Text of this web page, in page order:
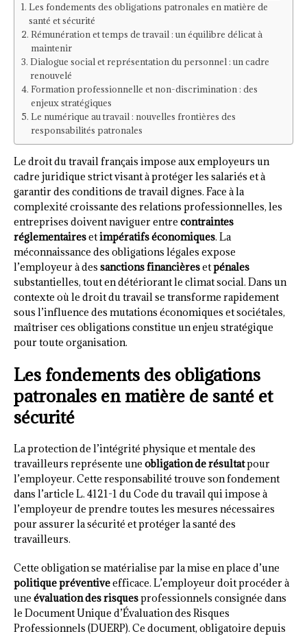
Les fondements des obligations patronales en matière de
santé et sécurité
Rémunération et temps de travail : un équilibre délicat à
maintenir
Dialogue social et représentation du personnel : un cadre
renouvelé
Formation professionnelle et non-discrimination : des
enjeux stratégiques
Le numérique au travail : nouvelles frontières des
responsabilités patronales
Le droit du travail français impose aux employeurs un
cadre juridique strict visant à protéger les salariés et à
garantir des conditions de travail dignes. Face à la
complexité croissante des relations professionnelles, les
entreprises doivent naviguer entre contraintes
réglementairesetimpératifs économiques. La
méconnaissance des obligations légales expose
l’employeur à des sanctions financièresetpénales
substantielles, tout en détériorant le climat social. Dans un
contexte où le droit du travail se transforme rapidement
sous l’influence des mutations économiques et sociétales,
maîtriser ces obligations constitue un enjeu stratégique
pour toute organisation.
Les fondements des obligations
patronales en matière de santé et
sécurité
La protection de l’intégrité physique et mentale des
travailleurs représente une obligation de résultatpour
l’employeur. Cette responsabilité trouve son fondement
dans l’article L. 4121-1 du Code du travail qui impose à
l’employeur de prendre toutes les mesures nécessaires
pour assurer la sécurité et protéger la santé des
travailleurs.
Cette obligation se matérialise par la mise en place d’une
politique préventiveefficace. L’employeur doit procéder à
une évaluation des risquesprofessionnels consignée dans
le Document Unique d’Évaluation des Risques
Professionnels (DUERP). Ce document, obligatoire depuis